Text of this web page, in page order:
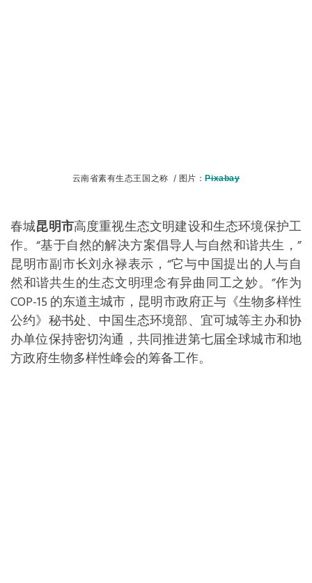
作。“基于自然的解决方案倡导人与自然和谐共生，”
昆明市副市长刘永禄表示，“它与中国提出的人与自
然和谐共生的生态文明理念有异曲同工之妙。”作为
COP-15 的东道主城市，昆明市政府正与《生物多样性
公约》秘书处、中国生态环境部、宜可城等主办和协
办单位保持密切沟通，共同推进第七届全球城市和地
方政府生物多样性峰会的筹备工作。